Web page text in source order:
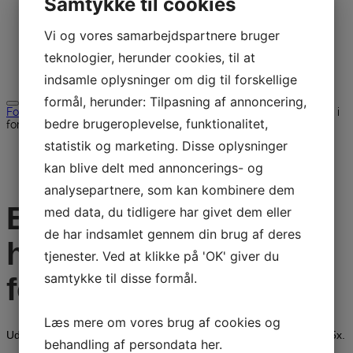
Download
Brugt
Restsalg
Kontakt
Søg efter:
Forside Koste mm.
/ Erstatningskassette, hygiejnisk, 700 mm, i
forskellige farver
Erstatningskassette,
hygiejnisk, 700 mm, i
forskellige farver
Udskiftningskassette til hygiejnisk dobbeltlæbet håndskraber, 7715x.
Vi og vores samarbejdspartnere bruger
teknologier, herunder cookies, til at
indsamle oplysninger om dig til forskellige
formål, herunder: Tilpasning af annoncering,
bedre brugeroplevelse, funktionalitet,
statistik og marketing. Disse oplysninger
kan blive delt med annoncerings- og
analysepartnere, som kan kombinere dem
med data, du tidligere har givet dem eller
de har indsamlet gennem din brug af deres
tjenester. Ved at klikke på 'OK' giver du
samtykke til disse formål.
Læs mere om vores brug af cookies og
behandling af persondata her.